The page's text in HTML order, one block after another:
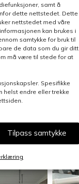
samt å
dette nettstedet. Dette
nettstedet med våre
kan brukes i
samtykke for bruk til
de data som du gir ditt
må være til stede for at
Spesifikke
helst endre eller trekke
Tilpass samtykke